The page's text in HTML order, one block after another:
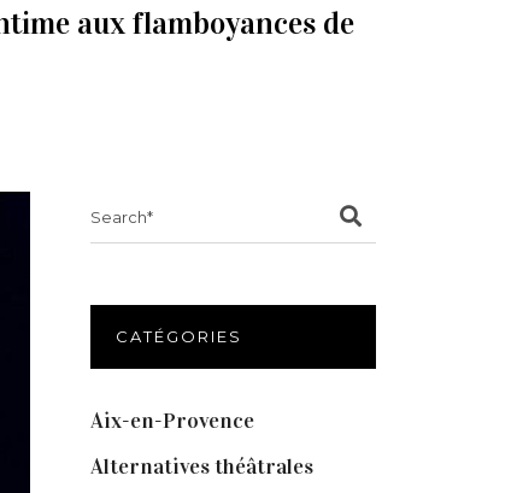
aux flamboyances de
CATÉGORIES
Aix-en-Provence(20)
Alternatives théâtrales(1)